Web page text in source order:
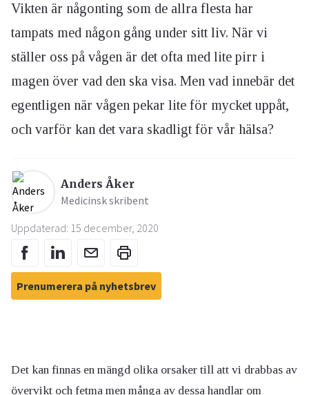
Vikten är någonting som de allra flesta har
tampats med någon gång under sitt liv. När vi
ställer oss på vågen är det ofta med lite pirr i
magen över vad den ska visa. Men vad innebär det
egentligen när vågen pekar lite för mycket uppåt,
och varför kan det vara skadligt för vår hälsa?
Anders Åker
Medicinsk skribent
Uppdaterad: 15 december, 2020
Prenumerera på nyhetsbrev
Det kan finnas en mängd olika orsaker till att vi drabbas av
övervikt och fetma men många av dessa handlar om